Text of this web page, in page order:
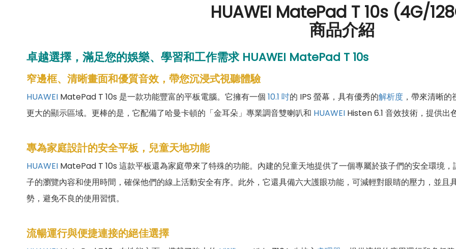
HUAWEI MatePad T 10s (4G/
商品介紹
卓越選擇，滿足您的娛樂、學習和工作需求HUAWEI MatePad T 10s
窄邊框、清晰畫面和優質音效，帶您沉浸式視聽體驗
HUAWEI MatePad T 10s 是一款功能豐富的平板電腦。它擁有一個 10.1 吋的 IPS 螢幕，具有優秀的解析度 ，帶來清晰
更大的顯示區域。更棒的是，它配備了哈曼卡頓的「金耳朵」專業調音雙喇叭和 HUAWEI Histen 6.1 音效技術，提供出
專為家庭設計的安全平板，兒童天地功能
HUAWEI MatePad T 10s 這款平板還為家庭帶來了特殊的功能。內建的兒童天地提供了一個專屬於孩子們的安全環境
子的瀏覽內容和使用時間，確保他們的線上活動安全有序。此外，它還具備六大護眼功能，可減輕對眼睛的壓力，並
勢，避免不良的使用習慣。
流暢運行與便捷連接的絕佳選擇